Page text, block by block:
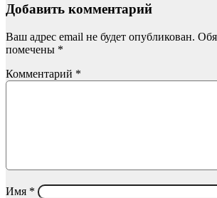
Добавить комментарий
Ваш адрес email не будет опубликован.
помечены *
Комментарий *
Имя *